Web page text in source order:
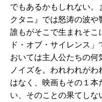
でもあるかもしれない
クタニ』では怒涛の波や
誰もがそこで生まれそこ
ド・オブ・サイレンス
おいては主人公たちの
ノイズを。われわれが
はなく、映画もその１
い、そのことの果てし